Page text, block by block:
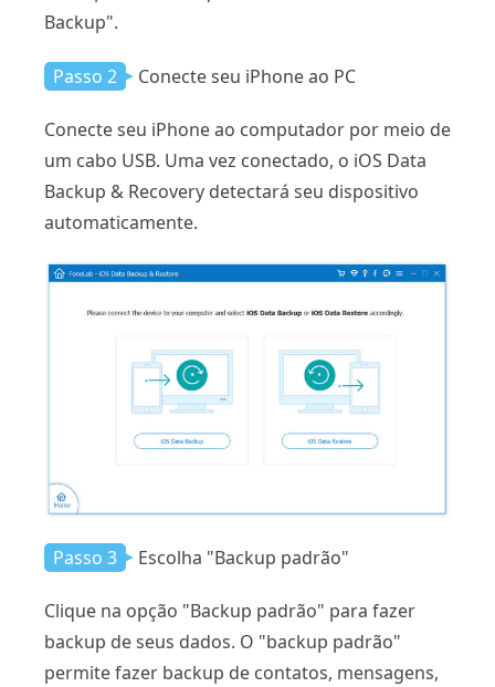
Backup".
Passo 2 Conecte seu iPhone ao PC
Conecte seu iPhone ao computador por meio de
um cabo USB. Uma vez conectado, o iOS Data
Backup & Recovery detectará seu dispositivo
automaticamente.
Passo 3 Escolha "Backup padrão"
Clique na opção "Backup padrão" para fazer
backup de seus dados. O "backup padrão"
permite fazer backup de contatos, mensagens,